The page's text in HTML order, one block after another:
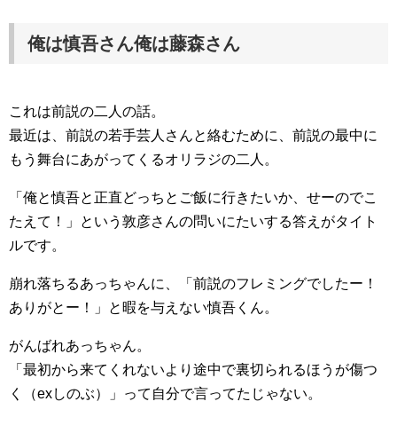
俺は慎吾さん俺は藤森さん
これは前説の二人の話。
最近は、前説の若手芸人さんと絡むために、前説の最中に
もう舞台にあがってくるオリラジの二人。
「俺と慎吾と正直どっちとご飯に行きたいか、せーのでこ
たえて！」という敦彦さんの問いにたいする答えがタイト
ルです。
崩れ落ちるあっちゃんに、「前説のフレミングでしたー！
ありがとー！」と暇を与えない慎吾くん。
がんばれあっちゃん。
「最初から来てくれないより途中で裏切られるほうが傷つ
く（exしのぶ）」って自分で言ってたじゃない。